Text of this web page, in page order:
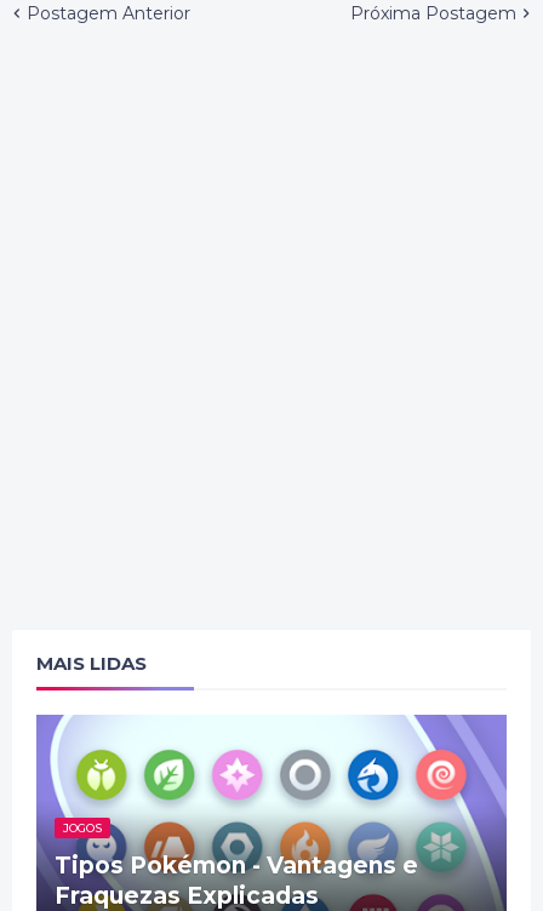
Postagem Anterior Próxima Postagem
MAIS LIDAS
JOGOS
Tipos Pokémon - Vantagens e
Fraquezas Explicadas